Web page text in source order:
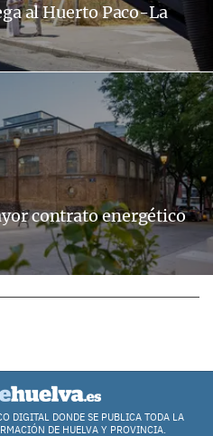
al Huerto Paco-La
contrato energético
DIGITAL DONDE SE PUBLICA TODA LA
DE HUELVA Y PROVINCIA.